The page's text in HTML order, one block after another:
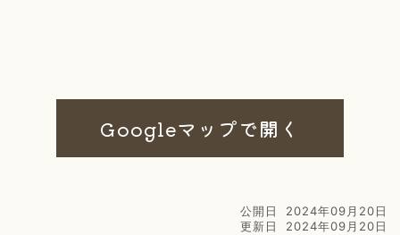
Googleマップで開く
公開日
2024年09月20日
更新日
2024年09月20日